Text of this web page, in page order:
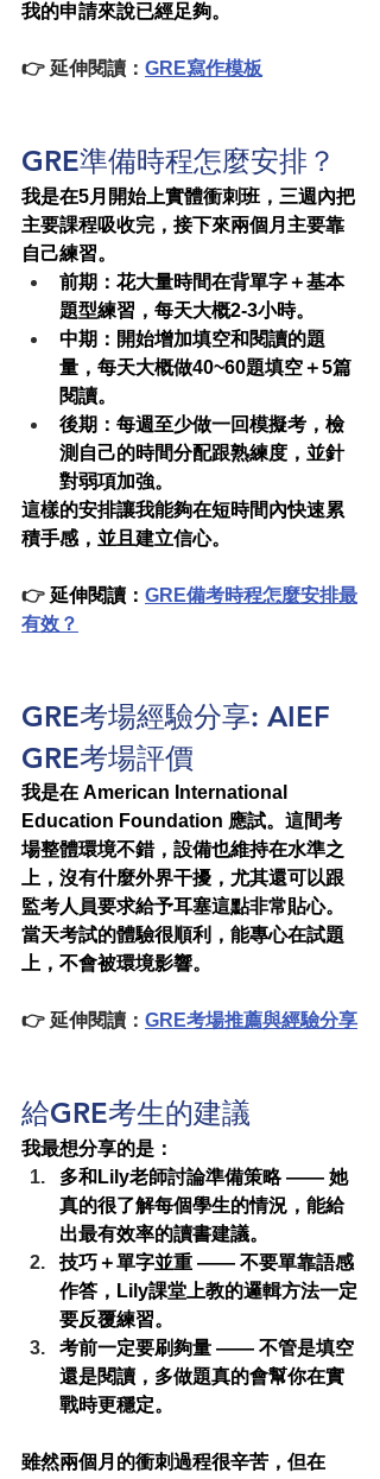
我的申請來說已經足夠。
👉 延伸閱讀： GRE寫作模板
GRE準備時程怎麼安排？
我是在5月開始上實體衝刺班，三週內把
主要課程吸收完，接下來兩個月主要靠
自己練習。
前期 ：花大量時間在背單字＋基本
題型練習，每天大概2-3小時。
中期 ：開始增加填空和閱讀的題
量，每天大概做40~60題填空＋5篇
閱讀。
後期 ：每週至少做一回模擬考，檢
測自己的時間分配跟熟練度，並針
對弱項加強。
這樣的安排讓我能夠在短時間內快速累
積手感，並且建立信心。
👉 延伸閱讀： GRE備考時程怎麼安排最
有效？
GRE考場經驗分享: AIEF
GRE考場評價
我是在 American International
Education Foundation 應試。這間考
場整體環境不錯，設備也維持在水準之
上，沒有什麼外界干擾，尤其還可以跟
監考人員要求給予耳塞這點非常貼心。
當天考試的體驗很順利，能專心在試題
上，不會被環境影響。
👉 延伸閱讀： GRE考場推薦與經驗分享
給GRE考生的建議
我最想分享的是：
多和Lily老師討論準備策略 —— 她
真的很了解每個學生的情況，能給
出最有效率的讀書建議。
技巧＋單字並重 —— 不要單靠語感
作答，Lily課堂上教的邏輯方法一定
要反覆練習。
考前一定要刷夠量 —— 不管是填空
還是閱讀，多做題真的會幫你在實
戰時更穩定。
雖然兩個月的衝刺過程很辛苦，但在